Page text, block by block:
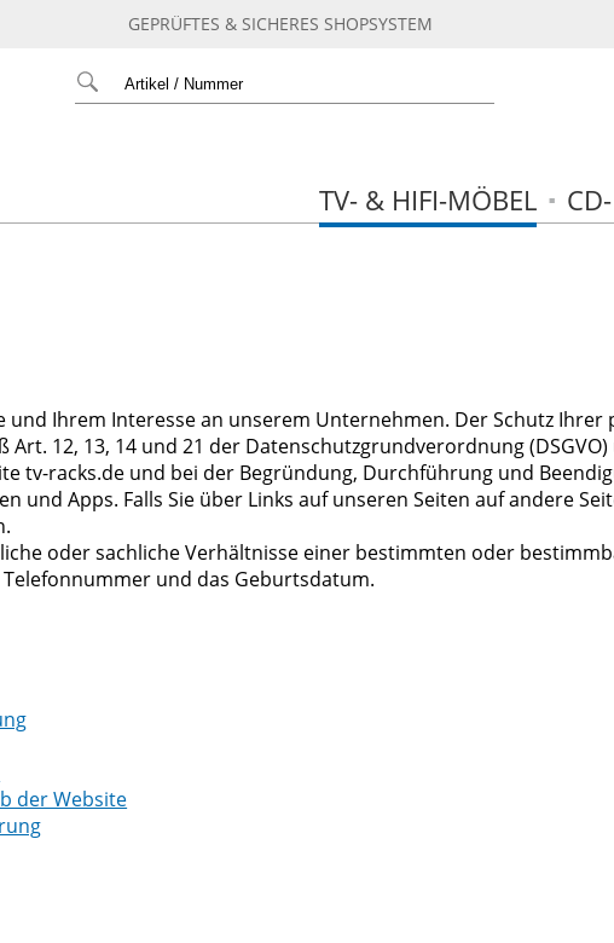
GEPRÜFTES & SICHERES SHOPSYSTEM
TV- & HIFI-MÖBEL
Ihrem Interesse an unserem Unternehmen. Der Schutz Ihrer
12, 13, 14 und 21 der Datenschutzgrundverordnung
tv-racks.de und bei der Begründung, Durchführung und
und Apps. Falls Sie über Links auf unseren Seiten auf andere
oder sachliche Verhältnisse einer bestimmten oder
und das Geburtsdatum.
der Website